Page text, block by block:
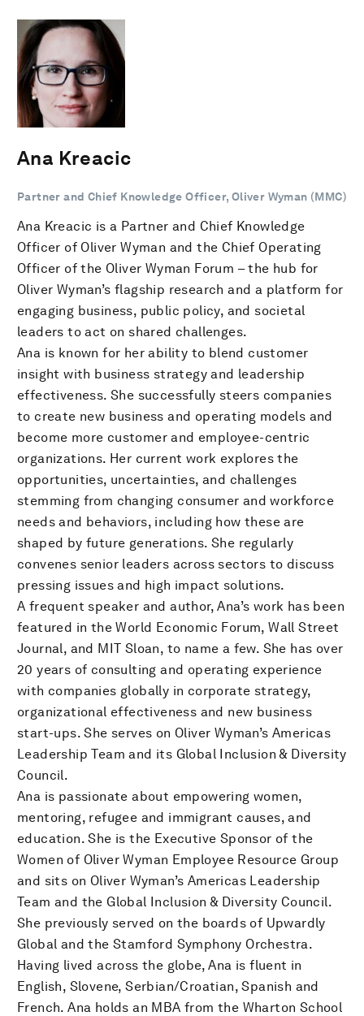
Ana Kreacic
Partner and Chief Knowledge Officer, Oliver Wyman (MMC)
Ana Kreacic is a Partner and Chief Knowledge
Officer of Oliver Wyman and the Chief Operating
Officer of the Oliver Wyman Forum – the hub for
Oliver Wyman’s flagship research and a platform for
engaging business, public policy, and societal
leaders to act on shared challenges.
Ana is known for her ability to blend customer
insight with business strategy and leadership
effectiveness. She successfully steers companies
to create new business and operating models and
become more customer and employee-centric
organizations. Her current work explores the
opportunities, uncertainties, and challenges
stemming from changing consumer and workforce
needs and behaviors, including how these are
shaped by future generations. She regularly
convenes senior leaders across sectors to discuss
pressing issues and high impact solutions.
A frequent speaker and author, Ana’s work has been
featured in the World Economic Forum, Wall Street
Journal, and MIT Sloan, to name a few. She has over
20 years of consulting and operating experience
with companies globally in corporate strategy,
organizational effectiveness and new business
start-ups. She serves on Oliver Wyman’s Americas
Leadership Team and its Global Inclusion & Diversity
Council.
Ana is passionate about empowering women,
mentoring, refugee and immigrant causes, and
education. She is the Executive Sponsor of the
Women of Oliver Wyman Employee Resource Group
and sits on Oliver Wyman’s Americas Leadership
Team and the Global Inclusion & Diversity Council.
She previously served on the boards of Upwardly
Global and the Stamford Symphony Orchestra.
Having lived across the globe, Ana is fluent in
English, Slovene, Serbian/Croatian, Spanish and
French. Ana holds an MBA from the Wharton School